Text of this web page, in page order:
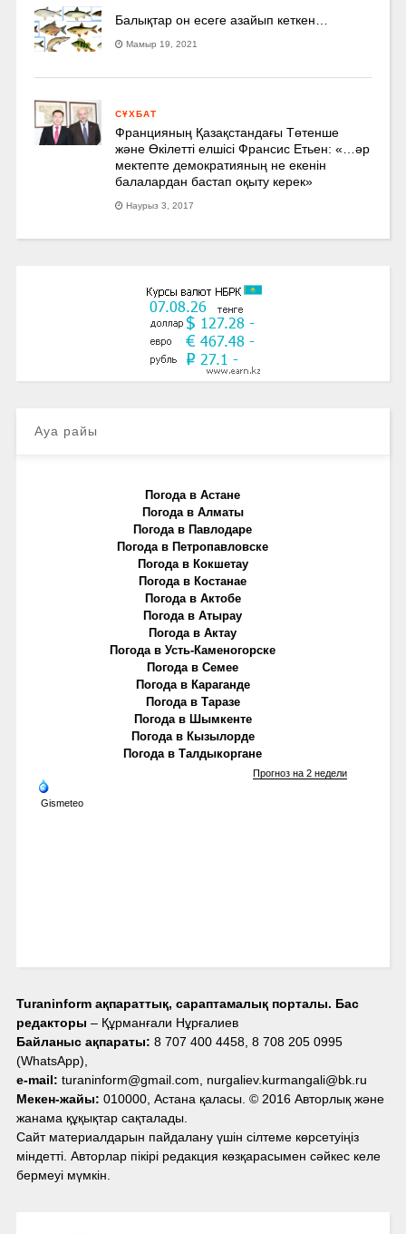
Балықтар он есеге азайып кеткен…
Мамыр 19, 2021
СҰХБАТ
Францияның Қазақстандағы Төтенше
және Өкілетті елшісі Франсис Етьен: «…әр
мектепте демократияның не екенін
балалардан бастап оқыту керек»
Наурыз 3, 2017
Ауа райы
Погода в Астане
Погода в Алматы
Погода в Павлодаре
Погода в Петропавловске
Погода в Кокшетау
Погода в Костанае
Погода в Актобе
Погода в Атырау
Погода в Актау
Погода в Усть-Каменогорске
Погода в Семее
Погода в Караганде
Погода в Таразе
Погода в Шымкенте
Погода в Кызылорде
Погода в Талдыкоргане
Gismeteo
Прогноз на 2 недели
Turaninform ақпараттық, сараптамалық порталы. Бас
редакторы – Құрманғали Нұрғалиев
Байланыс ақпараты: 8 707 400 4458, 8 708 205 0995
(WhatsApp),
e-mail: turaninform@gmail.com, nurgaliev.kurmangali@bk.ru
Мекен-жайы: 010000, Астана қаласы. © 2016 Авторлық және
жанама құқықтар сақталады.
Сайт материалдарын пайдалану үшін сілтеме көрсетуіңіз
міндетті. Авторлар пікірі редакция көзқарасымен сәйкес келе
бермеуі мүмкін.